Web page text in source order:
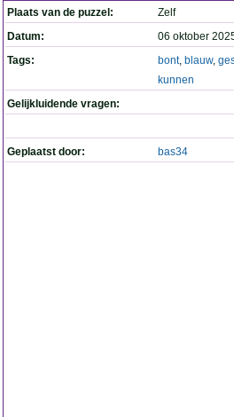
Plaats van de puzzel:
Zelf
Datum:
06 oktober
Tags:
bont, blauw,
kunnen
Gelijkluidende vragen:
Geplaatst door: bas34